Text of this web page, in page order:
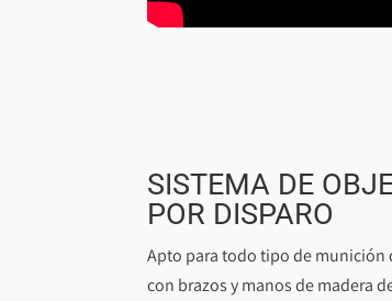
SISTEMA DE
POR DISPARO
Apto para todo tipo de
con brazos y manos de madera